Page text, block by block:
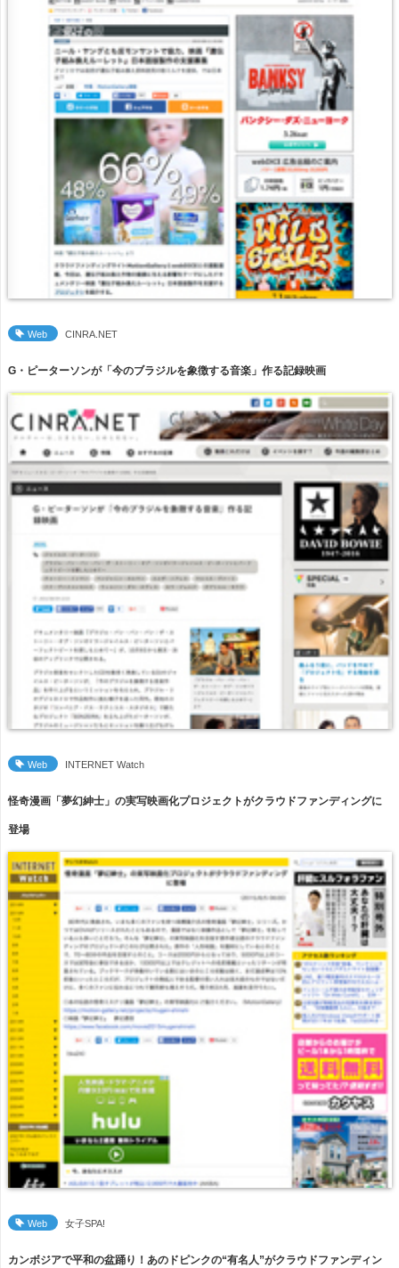
Web CINRA.NET
G・ピーターソンが「今のブラジルを象徴する音楽」作る記録映画
Web INTERNET Watch
怪奇漫画「夢幻紳士」の実写映画化プロジェクトがクラウドファンディングに
登場
Web 女子SPA!
カンボジアで平和の盆踊り！あのドピンクの“有名人”がクラウドファンディン